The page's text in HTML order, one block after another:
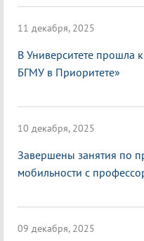
11 декабря, 2025
В Университете прошла
БГМУ в Приоритете»
10 декабря, 2025
Завершены занятия по
мобильности с
09 декабря, 2025